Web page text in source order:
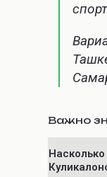
Важно